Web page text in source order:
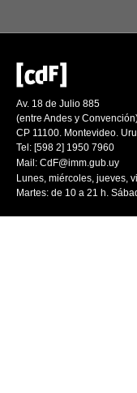
Av. 18 de Julio 885
(entre Andes y
CP 11100. Montevideo.
Tel: [598 2] 1950 7960
Mail: CdF@imm.gub.uy
Lunes, miércoles, jueves,
Martes: de 10 a 21 h.